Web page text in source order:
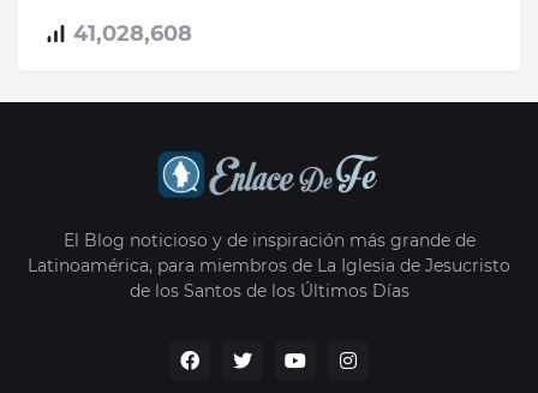
41,028,608
El Blog noticioso y de inspiración más grande de
Latinoamérica, para miembros de La Iglesia de Jesucristo
de los Santos de los Últimos Días